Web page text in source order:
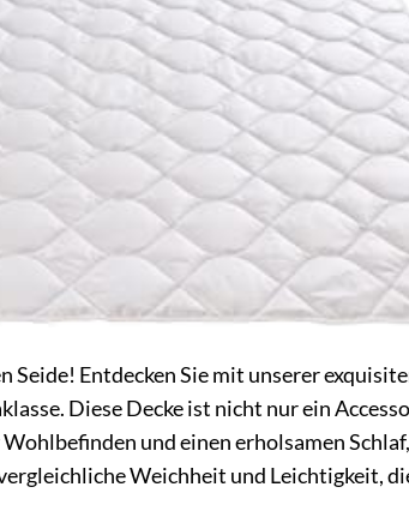
Entdecken Sie mit unserer
Diese Decke ist nicht nur ein
und einen erholsamen
Weichheit und Leichtigkeit,